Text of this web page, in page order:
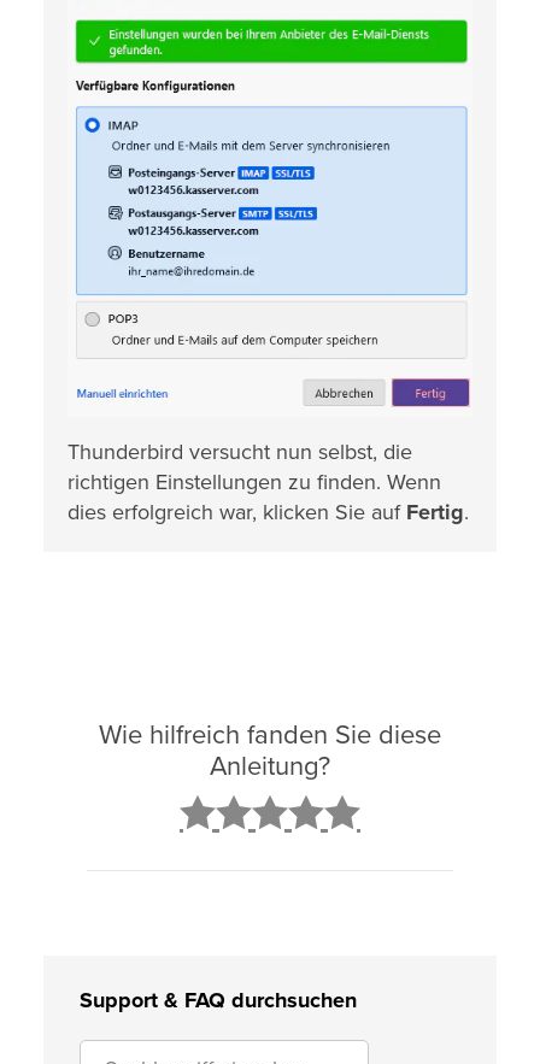
Thunderbird versucht nun selbst, die
richtigen Einstellungen zu finden. Wenn
dies erfolgreich war, klicken Sie auf Fertig.
Wie hilfreich fanden Sie diese
Anleitung?
Support & FAQ durchsuchen